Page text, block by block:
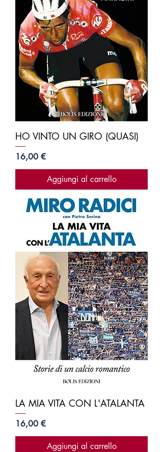
HO VINTO UN GIRO (QUASI)
Prezzo
16,00 €
Aggiungi al carrello
LA MIA VITA CON L'ATALANTA
Prezzo
16,00 €
Aggiungi al carrello